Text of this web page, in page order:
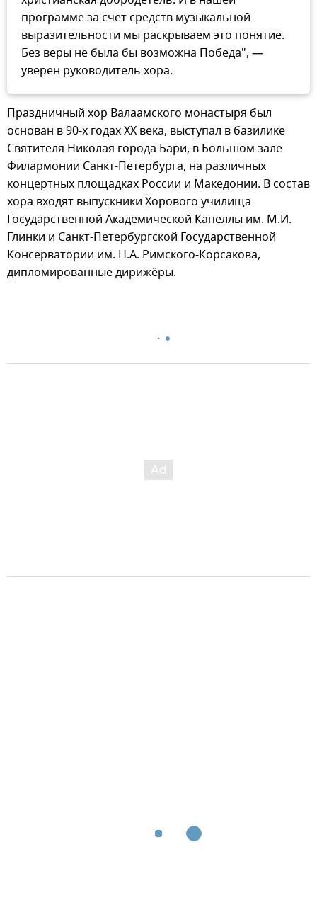
программе за счет средств музыкальной
выразительности мы раскрываем это понятие.
Без веры не была бы возможна Победа", —
уверен руководитель хора.
Праздничный хор Валаамского монастыря был
основан в 90-х годах ХХ века, выступал в базилике
Святителя Николая города Бари, в Большом зале
Филармонии Санкт-Петербурга, на различных
концертных площадках России и Македонии. В состав
хора входят выпускники Хорового училища
Государственной Академической Капеллы им. М.И.
Глинки и Санкт-Петербургской Государственной
Консерватории им. Н.А. Римского-Корсакова,
дипломированные дирижёры.